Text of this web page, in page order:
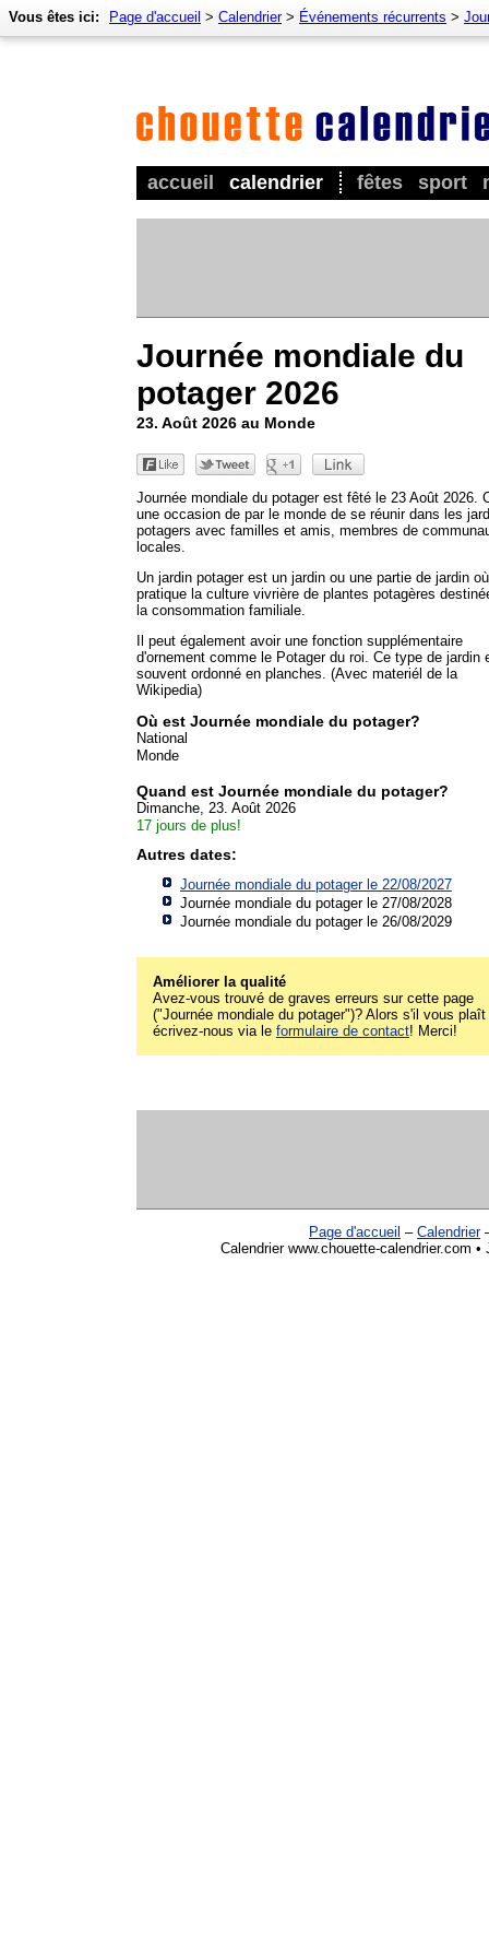
accueil calendrier fêtes sport
Vous êtes ici: Page d'accueil > Calendrier> Événements récurrents >
Journée mondiale du
potager 2026
23. Août 2026 au Monde
Journée mondiale du potager est fêté le 23 Août 2026.
une occasion de par le monde de se réunir dans les
potagers avec familles et amis, membres de
locales.
Un jardin potager est un jardin ou une partie de jardin
pratique la culture vivrière de plantes potagères
la consommation familiale.
Il peut également avoir une fonction supplémentaire
d'ornement comme le Potager du roi. Ce type de jardin
souvent ordonné en planches. (Avec materiél de la
Wikipedia)
Où est Journée mondiale du potager?
National
Monde
Quand est Journée mondiale du potager?
Dimanche, 23. Août 2026
17 jours de plus!
Autres dates:
Journée mondiale du potager le 22/08/2027
Journée mondiale du potager le 27/08/2028
Journée mondiale du potager le 26/08/2029
Améliorer la qualité
Avez-vous trouvé de graves erreurs sur cette page
("Journée mondiale du potager")? Alors s'il vous plaît
écrivez-nous via le formulaire de contact! Merci!
Page d'accueil – Calendrier
Calendrier www.chouette-calendrier.com